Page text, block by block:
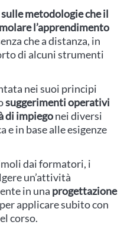
metodologie che il
l’apprendimento
che a distanza, in
di alcuni strumenti
nei suoi principi
suggerimenti operativi
di impiegonei diversi
in base alle esigenze
dai formatori, i
un’attività
in una progettazione
applicare subito con
corso.